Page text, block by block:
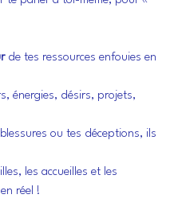
de tes ressources enfouies en
réel !